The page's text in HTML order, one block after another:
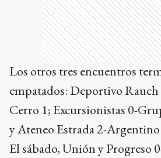
Los otros tres encuentros
empatados: Deportivo
Cerro 1; Excursionistas 0-
y Ateneo Estrada 2-Argentino
El sábado, Unión y Progreso